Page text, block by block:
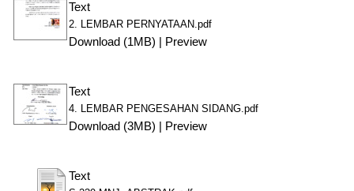
Text
2. LEMBAR PERNYATAAN.pdf
Download (1MB) Preview
Text
4. LEMBAR PENGESAHAN SIDANG.pdf
Download (3MB) Preview
Text